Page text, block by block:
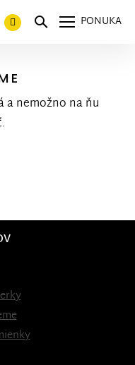
PONUKA
a nemožno na ňu